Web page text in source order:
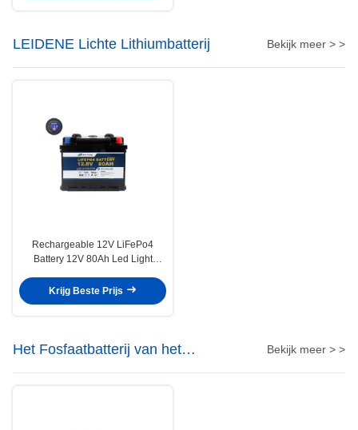
LEIDENE Lichte Lithiumbatterij Bekijk meer > >
Rechargeable 12V LiFePo4
Battery 12V 80Ah Led Light
tricycle
Krijg Beste Prijs
Het Fosfaatbatterij van het
lithiumijzer
Bekijk meer > >